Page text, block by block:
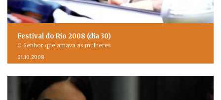
Festival do Rio 2008 (dia 30)
O Senhor que amava as mulheres
01.10.2008